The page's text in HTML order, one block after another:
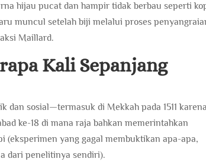
hijau pucat dan hampir tidak berbau seperti
muncul setelah biji melalui proses
Maillard.
Kali Sepanjang
sosial—termasuk di Mekkah pada 1511 karena
ke-18 di mana raja bahkan memerintahkan
(eksperimen yang gagal membuktikan apa-apa,
dari penelitinya sendiri).